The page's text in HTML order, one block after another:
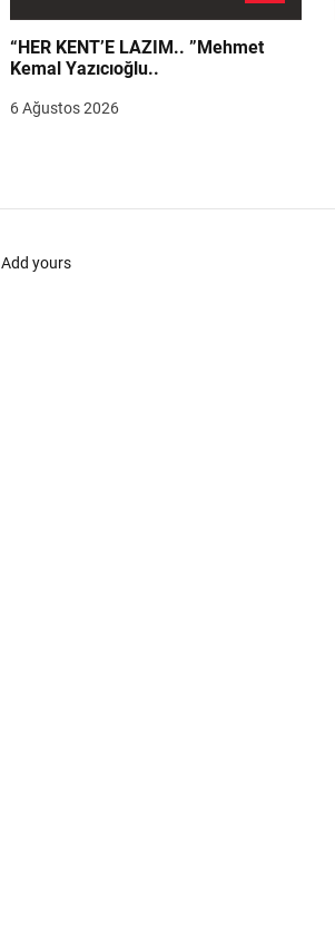
“HER KENT’E LAZIM.. ”Mehmet
Kemal Yazıcıoğlu..
6 Ağustos 2026
Add yours